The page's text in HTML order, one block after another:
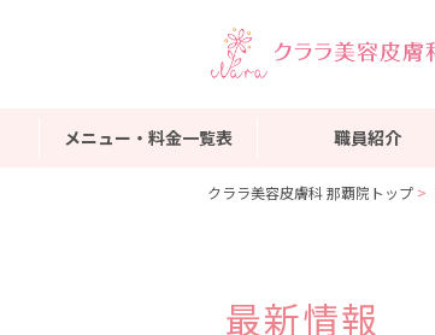
メニュー・料金一覧表 職員紹介
クララ美容皮膚科 那覇院トップ
最新情報